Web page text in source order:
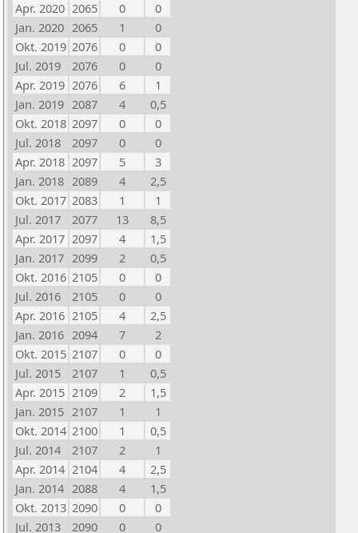
Apr. 2020 2065 0
0
Jan. 2020 2065 1
0
Okt. 2019 2076 0
0
Jul. 2019
2076 0
0
Apr. 2019 2076 6
1
Jan. 2019 2087 4
0,5
Okt. 2018 2097 0
0
Jul. 2018
2097 0
0
Apr. 2018 2097 5
3
Jan. 2018 2089 4
2,5
Okt. 2017 2083 1
1
Jul. 2017
2077 13
8,5
Apr. 2017 2097 4
1,5
Jan. 2017 2099 2
0,5
Okt. 2016 2105 0
0
Jul. 2016
2105 0
0
Apr. 2016 2105 4
2,5
Jan. 2016 2094 7
2
Okt. 2015 2107 0
0
Jul. 2015
2107 1
0,5
Apr. 2015 2109 2
1,5
Jan. 2015 2107 1
1
Okt. 2014 2100 1
0,5
Jul. 2014
2107 2
1
Apr. 2014 2104 4
2,5
Jan. 2014 2088 4
1,5
Okt. 2013 2090 0
0
Jul. 2013
2090 0
0